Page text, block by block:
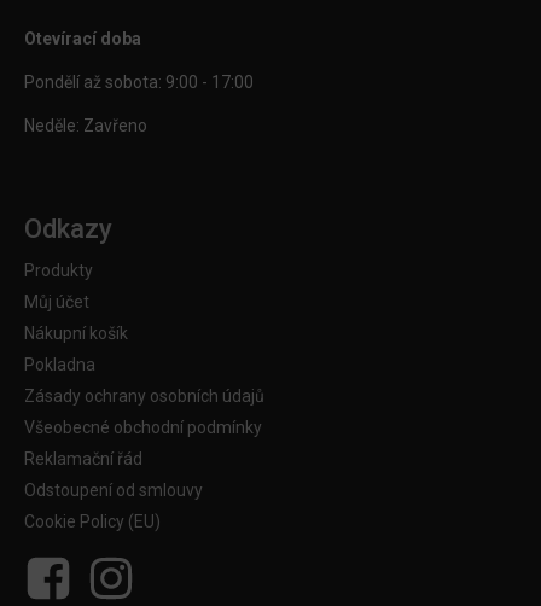
Otevírací doba
Pondělí až sobota: 9:00 - 17:00
Neděle: Zavřeno
Odkazy
Produkty
Můj účet
Nákupní košík
Pokladna
Zásady ochrany osobních údajů
Všeobecné obchodní podmínky
Reklamační řád
Odstoupení od smlouvy
Cookie Policy (EU)